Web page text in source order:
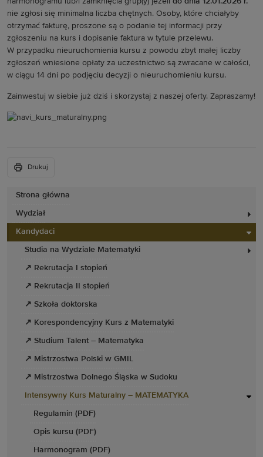
Strona główna
Wydział
Kandydaci
Studia na Wydziale Matematyki
↗ Rekrutacja I stopień
↗ Rekrutacja II stopień
↗ Szkoła doktorska
↗ Korespondencyjny Kurs z Matematyki
↗ Studium Talent – Matematyka
↗ Mistrzostwa Polski w GMIL
↗ Mistrzostwa Dolnego Śląska w Sudoku
Intensywny Kurs Maturalny – MATEMATYKA
Regulamin (PDF)
Opis kursu (PDF)
Harmonogram (PDF)
nie zgłosi się minimalna liczba chętnych. Osoby, które chciałyby
otrzymać fakturę, proszone są o podanie tej informacji przy
zgłoszeniu na kurs i dopisanie faktura w tytule przelewu.
W przypadku nieuruchomienia kursu z powodu zbyt małej liczby
zgłoszeń wniesione opłaty za uczestnictwo są zwracane w całości,
w ciągu 14 dni po podjęciu decyzji o nieuruchomieniu kursu.
Zainwestuj w siebie już dziś i skorzystaj z naszej oferty. Zapraszamy!
Drukuj